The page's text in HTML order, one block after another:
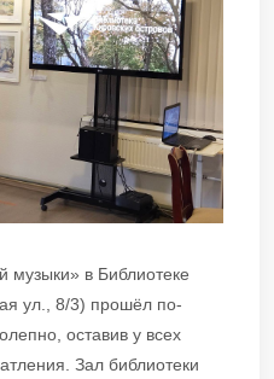
музыки» в Библиотеке
ул., 8/3) прошёл по-
оставив у всех
Зал библиотеки